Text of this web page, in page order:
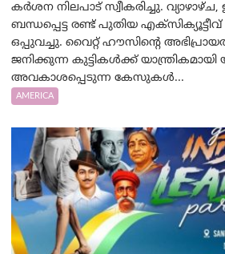
കർശന നിലപാട് സ്വീകരിച്ചു.
ബന്ധപ്പെട്ട രണ്ട് പുതിയ
ഒപ്പുവച്ചു. വൈറ്റ് ഹൗസിന്റെ
ജനിക്കുന്ന കുട്ടികൾക്ക്
അവകാശപ്പെടുന്ന കേസുകൾ...
AMERICA